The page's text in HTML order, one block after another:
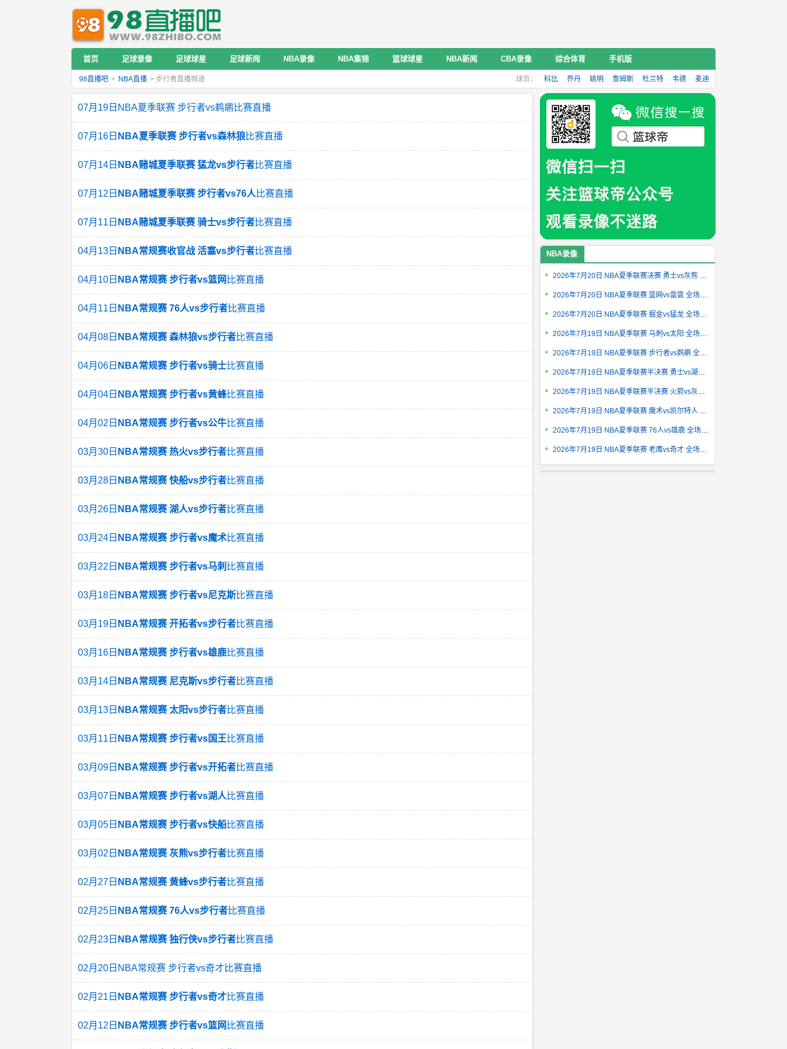
首页 足球录像 足球球星 足球新闻 NBA录像 NBA集锦 篮球球星 NBA新闻 CBA录像 综合体育 手机版
98直播吧 > NBA直播 > 步行者直播频道 球员： 科比 乔丹 姚明 詹姆斯 杜兰特 韦德 麦迪
07月19日NBA夏季联赛 步行者vs鹈鹕比赛直播
07月16日 NBA夏季联赛 步行者vs森林狼比赛直播
07月14日 NBA赌城夏季联赛 猛龙vs步行者比赛直播
07月12日 NBA赌城夏季联赛 步行者vs76人 比赛直播
07月11日 NBA赌城夏季联赛 骑士vs步行者比赛直播
04月13日 NBA常规赛收官战 活塞vs步行者比赛直播
04月10日 NBA常规赛 步行者vs篮网 比赛直播
04月11日 NBA常规赛 76人vs步行者比赛直播
04月08日 NBA常规赛 森林狼vs步行者比赛直播
04月06日 NBA常规赛 步行者vs骑士比赛直播
04月04日 NBA常规赛 步行者vs黄蜂比赛直播
04月02日 NBA常规赛 步行者vs公牛比赛直播
03月30日 NBA常规赛 热火vs步行者比赛直播
03月28日 NBA常规赛 快船vs步行者比赛直播
03月26日 NBA常规赛 湖人vs步行者比赛直播
03月24日 NBA常规赛 步行者vs魔术比赛直播
03月22日 NBA常规赛 步行者vs马刺 比赛直播
03月18日 NBA常规赛 步行者vs尼克斯比赛直播
03月19日 NBA常规赛 开拓者vs步行者比赛直播
03月16日 NBA常规赛 步行者vs雄鹿比赛直播
03月14日 NBA常规赛 尼克斯vs步行者比赛直播
03月13日 NBA常规赛 太阳vs步行者比赛直播
03月11日 NBA常规赛 步行者vs国王 比赛直播
03月09日 NBA常规赛 步行者vs开拓者比赛直播
03月07日 NBA常规赛 步行者vs湖人 比赛直播
03月05日 NBA常规赛 步行者vs快船比赛直播
03月02日 NBA常规赛 灰熊vs步行者比赛直播
02月27日 NBA常规赛 黄蜂vs步行者比赛直播
02月25日 NBA常规赛 76人vs步行者比赛直播
02月23日 NBA常规赛 独行侠vs步行者比赛直播
02月20日NBA常规赛 步行者vs奇才比赛直播
02月21日 NBA常规赛 步行者vs奇才比赛直播
02月12日 NBA常规赛 步行者vs篮网 比赛直播
NBA录像
2026年7月20日 NBA夏季联赛决赛 勇士vs灰熊 全场录像回放
2026年7月20日 NBA夏季联赛 篮网vs雷霆 全场录像回放
2026年7月20日 NBA夏季联赛 掘金vs猛龙 全场录像回放
2026年7月19日 NBA夏季联赛 马刺vs太阳 全场录像回放
2026年7月19日 NBA夏季联赛 步行者vs鹈鹕 全场录像回放
2026年7月19日 NBA夏季联赛半决赛 勇士vs湖人 全场录像回放
2026年7月19日 NBA夏季联赛半决赛 火箭vs灰熊 全场录像回放
2026年7月19日 NBA夏季联赛 魔术vs凯尔特人 全场录像回放
2026年7月19日 NBA夏季联赛 76人vs雄鹿 全场录像回放
2026年7月19日 NBA夏季联赛 老鹰vs奇才 全场录像回放